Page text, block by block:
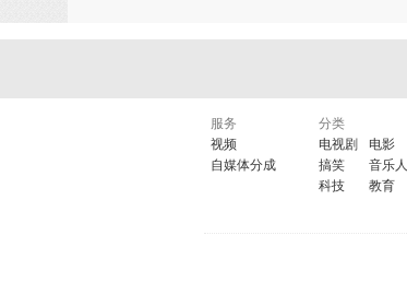
服务
视频
自媒体分成
分类
电视剧
电影
搞笑
音乐人
科技
教育